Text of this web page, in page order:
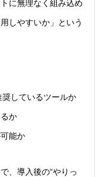
に無理なく組み込め
しやすいか」という
奨しているツールか
か
能か
、導入後の“やりっ